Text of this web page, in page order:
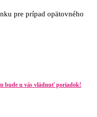
pre prípad opätovného
bude u vás vládnuť poriadok!